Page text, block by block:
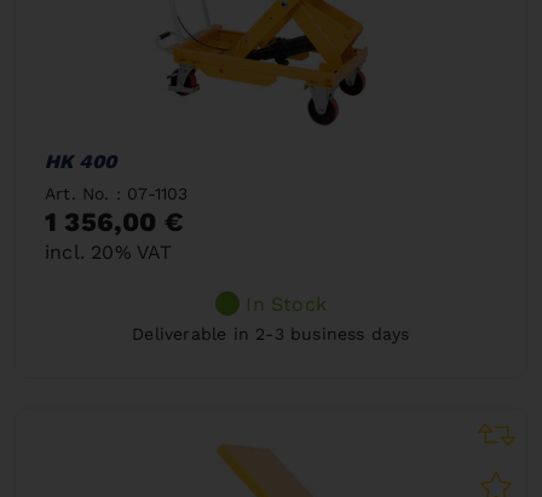
HK 400
Art. No. : 07-1103
1 356,00 €
incl. 20% VAT
In Stock
Deliverable in 2-3 business days